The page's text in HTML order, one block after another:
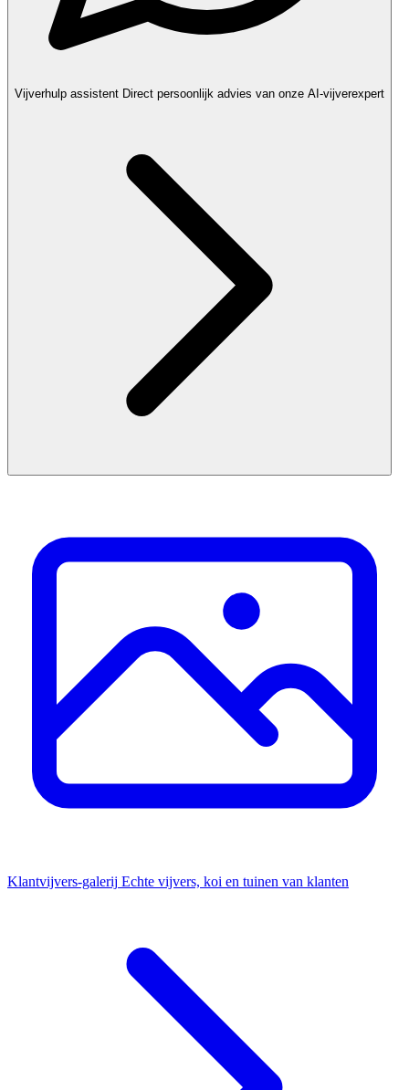
Vijverhulp assistent Direct persoonlijk advies van onze AI-vijverexpert
Klantvijvers-galerij Echte vijvers, koi en tuinen van klanten